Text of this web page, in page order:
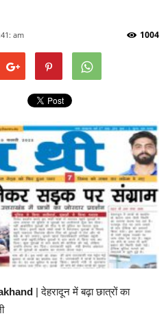
am 1004
| देहरादून में बढ़ा छात्रों का